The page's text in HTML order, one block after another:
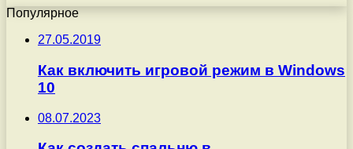
Популярное
27.05.2019
Как включить игровой режим в Windows
10
08.07.2023